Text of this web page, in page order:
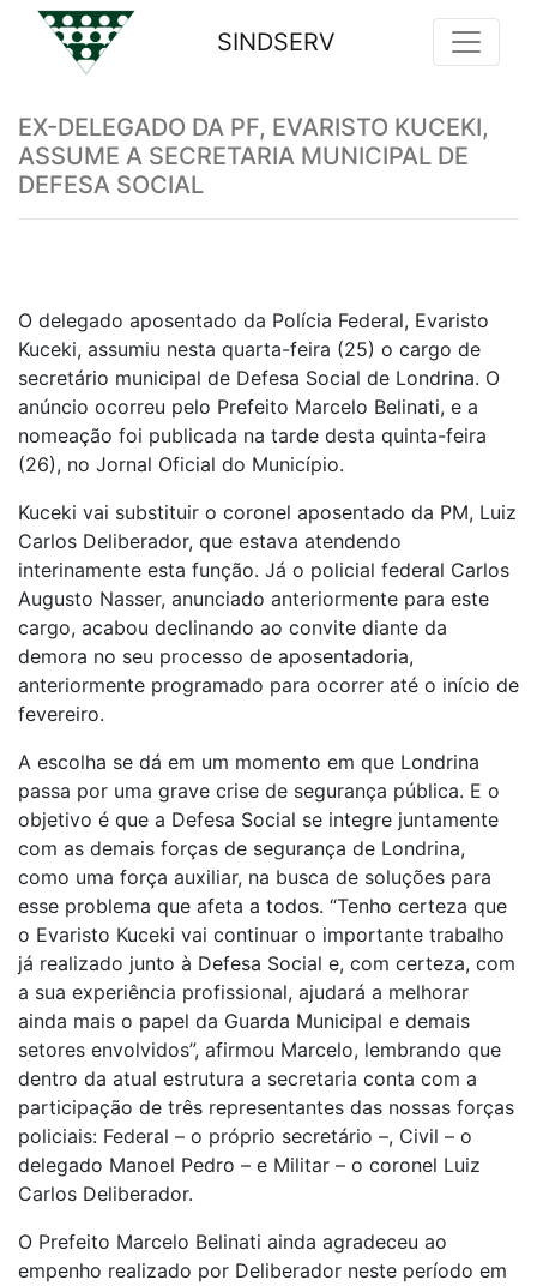
SINDSERV
EX-DELEGADO DA PF, EVARISTO KUCEKI,
ASSUME A SECRETARIA MUNICIPAL DE
DEFESA SOCIAL
O delegado aposentado da Polícia Federal, Evaristo
Kuceki, assumiu nesta quarta-feira (25) o cargo de
secretário municipal de Defesa Social de Londrina. O
anúncio ocorreu pelo Prefeito Marcelo Belinati, e a
nomeação foi publicada na tarde desta quinta-feira
(26), no Jornal Oficial do Município.
Kuceki vai substituir o coronel aposentado da PM, Luiz
Carlos Deliberador, que estava atendendo
interinamente esta função. Já o policial federal Carlos
Augusto Nasser, anunciado anteriormente para este
cargo, acabou declinando ao convite diante da
demora no seu processo de aposentadoria,
anteriormente programado para ocorrer até o início de
fevereiro.
A escolha se dá em um momento em que Londrina
passa por uma grave crise de segurança pública. E o
objetivo é que a Defesa Social se integre juntamente
com as demais forças de segurança de Londrina,
como uma força auxiliar, na busca de soluções para
esse problema que afeta a todos. “Tenho certeza que
o Evaristo Kuceki vai continuar o importante trabalho
já realizado junto à Defesa Social e, com certeza, com
a sua experiência profissional, ajudará a melhorar
ainda mais o papel da Guarda Municipal e demais
setores envolvidos”, afirmou Marcelo, lembrando que
dentro da atual estrutura a secretaria conta com a
participação de três representantes das nossas forças
policiais: Federal – o próprio secretário –, Civil – o
delegado Manoel Pedro – e Militar – o coronel Luiz
Carlos Deliberador.
O Prefeito Marcelo Belinati ainda agradeceu ao
empenho realizado por Deliberador neste período em